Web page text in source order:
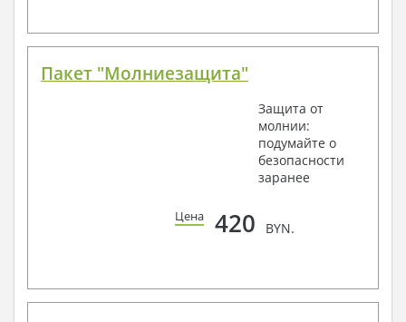
Пакет "Молниезащита"
Защита от
молнии:
подумайте о
безопасности
заранее
Цена 420 BYN.